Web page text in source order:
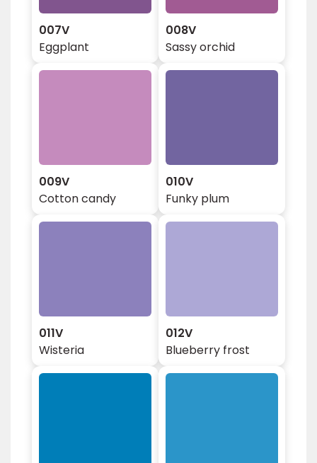
007V
Eggplant
008V
Sassy orchid
009V
Cotton candy
010V
Funky plum
011V
Wisteria
012V
Blueberry frost